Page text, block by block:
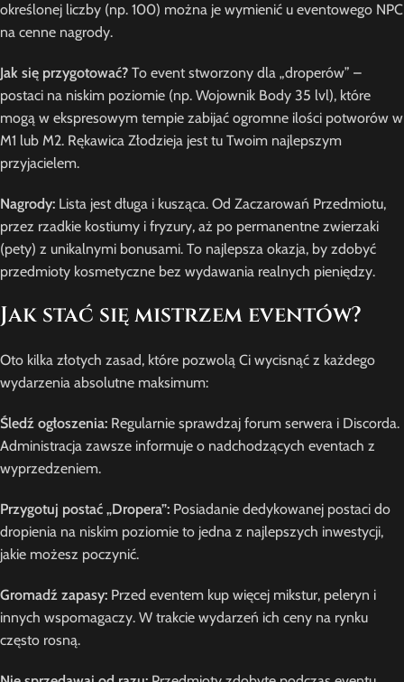
określonej liczby (np. 100) można je wymienić u eventowego NPC
na cenne nagrody.
Jak się przygotować? To event stworzony dla „droperów” –
postaci na niskim poziomie (np. Wojownik Body 35 lvl), które
mogą w ekspresowym tempie zabijać ogromne ilości potworów w
M1 lub M2. Rękawica Złodzieja jest tu Twoim najlepszym
przyjacielem.
Nagrody: Lista jest długa i kusząca. Od Zaczarowań Przedmiotu,
przez rzadkie kostiumy i fryzury, aż po permanentne zwierzaki
(pety) z unikalnymi bonusami. To najlepsza okazja, by zdobyć
przedmioty kosmetyczne bez wydawania realnych pieniędzy.
Jak stać się mistrzem eventów?
Oto kilka złotych zasad, które pozwolą Ci wycisnąć z każdego
wydarzenia absolutne maksimum:
Śledź ogłoszenia: Regularnie sprawdzaj forum serwera i Discorda.
Administracja zawsze informuje o nadchodzących eventach z
wyprzedzeniem.
Przygotuj postać „Dropera”: Posiadanie dedykowanej postaci do
dropienia na niskim poziomie to jedna z najlepszych inwestycji,
jakie możesz poczynić.
Gromadź zapasy: Przed eventem kup więcej mikstur, peleryn i
innych wspomagaczy. W trakcie wydarzeń ich ceny na rynku
często rosną.